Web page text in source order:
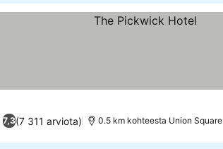
7,3(7 311 arviota) 0.5 km kohteesta Union Square